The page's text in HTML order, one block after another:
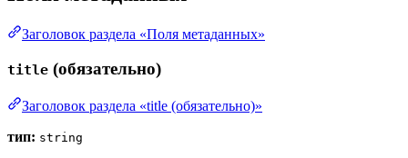
Заголовок раздела «Поля метаданных»
title (обязательно)
Заголовок раздела «title (обязательно)»
тип: string